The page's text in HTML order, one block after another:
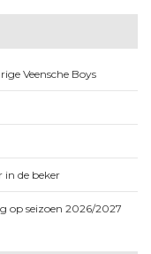
Veensche Boys
in de beker
op seizoen 2026/2027